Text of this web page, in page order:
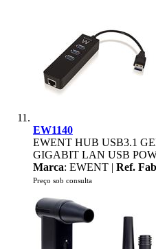
EW1140
EWENT HUB USB3.1
GIGABIT LAN USB
Marca: EWENT | Ref.
Preço sob consulta